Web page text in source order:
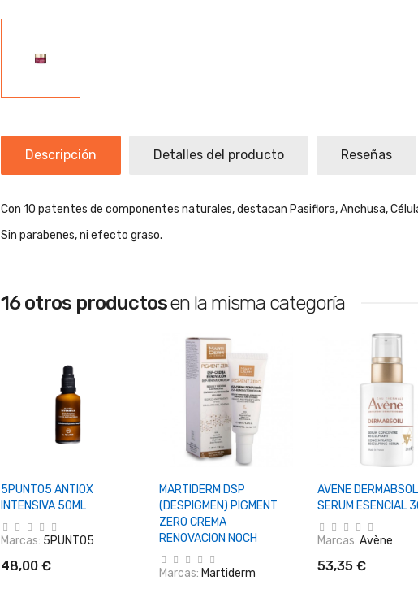
Descripción Detalles del producto Reseñas
Con 10 patentes de componentes naturales, destacan Pasiflora, Anchusa,
Sin parabenes, ni efecto graso.
16 otros productosen la misma categoría
+ Añadir Al Carrito
5PUNTO5 ANTIOX
INTENSIVA 50ML
Marcas: 5PUNTO5
48,00 €
+ Añadir Al Carrito
MARTIDERM DSP
(DESPIGMEN) PIGMENT
ZERO CREMA
RENOVACION NOCH
Marcas: Martiderm
+ Añadir Al
AVENE
SERUM ESENCIAL
Marcas: Avène
53,35 €